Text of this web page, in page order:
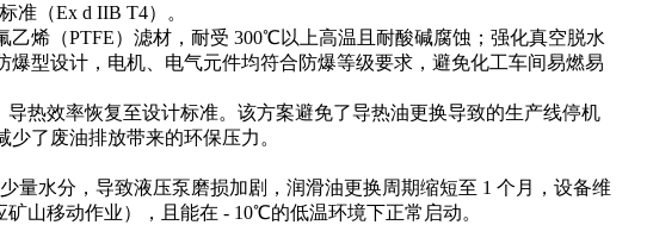
准（Ex d IIB T4）。
烯（PTFE）滤材，耐受 300℃以上高温且耐酸碱腐蚀；强化真空脱水
型设计，电机、电气元件均符合防爆等级要求，避免化工车间易燃易
热效率恢复至设计标准。该方案避免了导热油更换导致的生产线停机
了废油排放带来的环保压力。
量水分，导致液压泵磨损加剧，润滑油更换周期缩短至 1 个月，设备维
山移动作业），且能在 - 10℃的低温环境下正常启动。